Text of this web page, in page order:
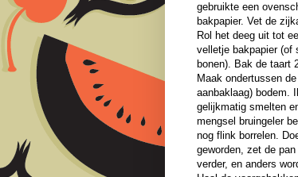
gebruikte een
bakpapier. Vet de
Rol het deeg uit tot
velletje bakpapier (of
bonen). Bak de taart
Maak ondertussen
aanbaklaag) bodem.
gelijkmatig smelten
mengsel bruingeler
nog flink borrelen.
geworden, zet de
verder, en anders